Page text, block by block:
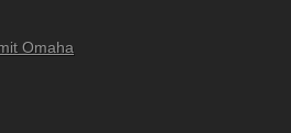
Omaha